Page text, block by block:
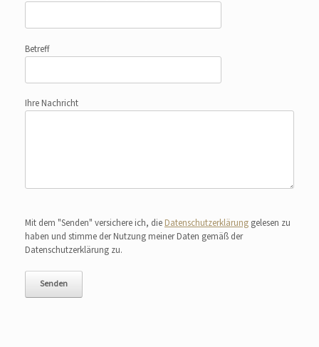
Betreff
Ihre Nachricht
Mit dem "Senden" versichere ich, die Datenschutzerklärung gelesen zu
haben und stimme der Nutzung meiner Daten gemäß der
Datenschutzerklärung zu.